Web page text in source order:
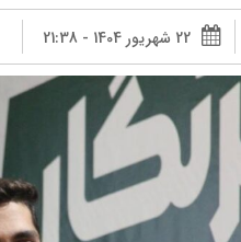
22 شهریور 1404 - 21:38